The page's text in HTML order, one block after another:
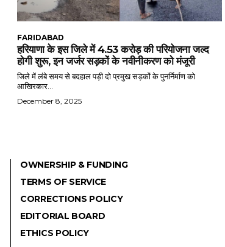
FARIDABAD
हरियाणा के इस जिले में 4.53 करोड़ की परियोजना जल्द
होगी शुरू, इन जर्जर सड़कों के नवीनीकरण को मंजूरी
जिले में लंबे समय से बदहाल पड़ी दो प्रमुख सड़कों के पुनर्निर्माण को
आखिरकार...
December 8, 2025
OWNERSHIP & FUNDING
TERMS OF SERVICE
CORRECTIONS POLICY
EDITORIAL BOARD
ETHICS POLICY